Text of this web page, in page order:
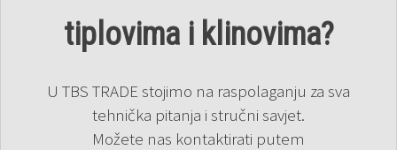
tiplovima i klinovima?
U TBS TRADE stojimo na raspolaganju za sva
tehnička pitanja i stručni savjet.
Možete nas kontaktirati putem